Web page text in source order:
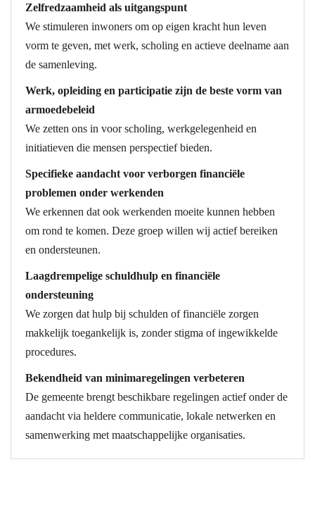
Zelfredzaamheid als uitgangspunt
We stimuleren inwoners om op eigen kracht hun leven
vorm te geven, met werk, scholing en actieve deelname aan
de samenleving.
Werk, opleiding en participatie zijn de beste vorm van
armoedebeleid
We zetten ons in voor scholing, werkgelegenheid en
initiatieven die mensen perspectief bieden.
Specifieke aandacht voor verborgen financiële
problemen onder werkenden
We erkennen dat ook werkenden moeite kunnen hebben
om rond te komen. Deze groep willen wij actief bereiken
en ondersteunen.
Laagdrempelige schuldhulp en financiële
ondersteuning
We zorgen dat hulp bij schulden of financiële zorgen
makkelijk toegankelijk is, zonder stigma of ingewikkelde
procedures.
Bekendheid van minimaregelingen verbeteren
De gemeente brengt beschikbare regelingen actief onder de
aandacht via heldere communicatie, lokale netwerken en
samenwerking met maatschappelijke organisaties.